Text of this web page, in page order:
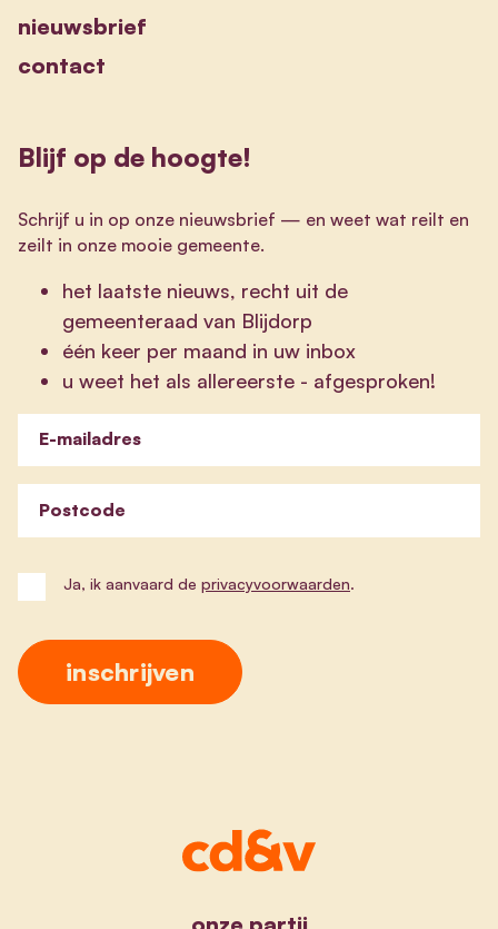
nieuwsbrief
contact
Blijf op de hoogte!
Schrijf u in op onze nieuwsbrief — en weet wat reilt en
zeilt in onze mooie gemeente.
het laatste nieuws, recht uit de
gemeenteraad van Blijdorp
één keer per maand in uw inbox
u weet het als allereerste - afgesproken!
E-mailadres
Postcode
Ja, ik aanvaard de privacyvoorwaarden.